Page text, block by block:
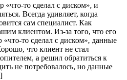
то сделал с диском», и
Всегда удивляет, когда
сам специалист. Как
клиентом. Из-за того, что его
то сделал с диском», данные
что клиент не стал
а решил обратиться к
не потребовалось, но данные